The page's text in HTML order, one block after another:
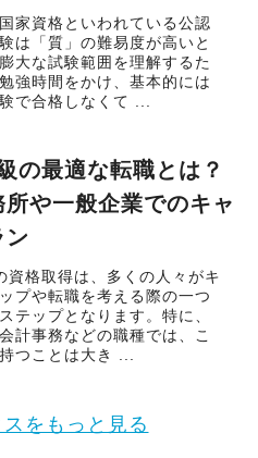
家資格といわれている公認
は「質」の難易度が高いと
大な試験範囲を理解するた
強時間をかけ、基本的には
で合格しなくて ...
の最適な転職とは？
や一般企業でのキャ
ン
資格取得は、多くの人々がキ
プや転職を考える際の一つ
テップとなります。特に、
計事務などの職種では、こ
つことは大き ...
をもっと見る